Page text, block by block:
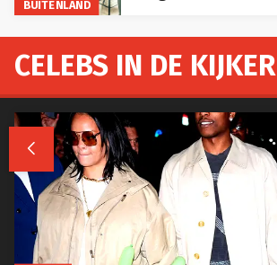
BUITENLAND
CELEBS IN DE KIJKER
